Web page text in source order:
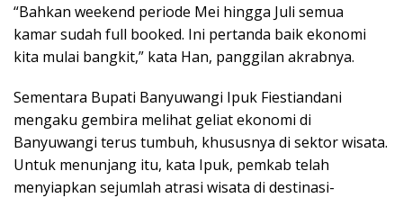
“Bahkan weekend periode Mei hingga Juli semua
kamar sudah full booked. Ini pertanda baik ekonomi
kita mulai bangkit,” kata Han, panggilan akrabnya.
Sementara Bupati Banyuwangi Ipuk Fiestiandani
mengaku gembira melihat geliat ekonomi di
Banyuwangi terus tumbuh, khususnya di sektor wisata.
Untuk menunjang itu, kata Ipuk, pemkab telah
menyiapkan sejumlah atrasi wisata di destinasi-